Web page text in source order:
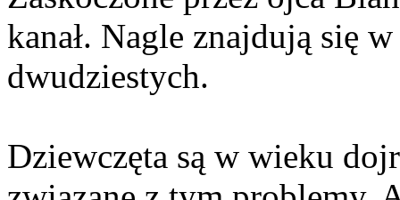
kanał. Nagle znajdują się
dwudziestych.
Dziewczęta są w wieku